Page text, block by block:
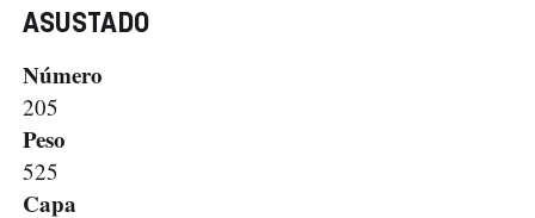
ASUSTADO
Número
205
Peso
525
Capa